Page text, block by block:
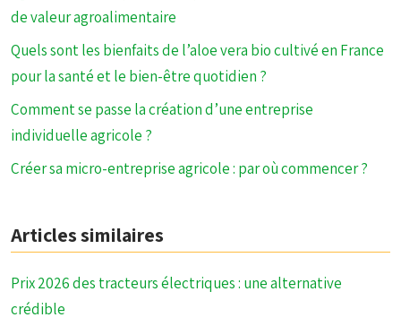
de valeur agroalimentaire
Quels sont les bienfaits de l’aloe vera bio cultivé en France
pour la santé et le bien-être quotidien ?
Comment se passe la création d’une entreprise
individuelle agricole ?
Créer sa micro-entreprise agricole : par où commencer ?
Articles similaires
Prix 2026 des tracteurs électriques : une alternative
crédible